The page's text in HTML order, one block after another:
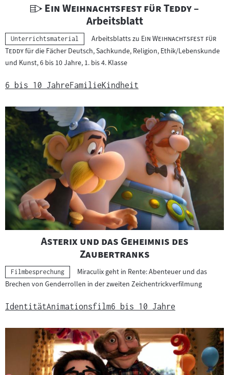
U
t
e
r
h
t
s
m
a
t
e
r
i
a
l
"
Ein Weihnachtsfest für Teddy"–
Arbeitsblatt
Kategorie:
Unterrichtsmaterial Arbeitsblatts zu "Ein Weihnachtsfest für
Teddy"für die Fächer Deutsch, Sachkunde, Religion, Ethik/Lebenskunde
und Kunst, 6 bis 10 Jahre, 1. bis 4. Klasse
6 bis 10 JahreFamilieKindheit
"
Asterix und das Geheimnis des
Zaubertranks"
Kategorie:
Filmbesprechung
Miraculix geht in Rente: Abenteuer und das
Brechen von Genderrollen in der zweiten Zeichentrickverfilmung
IdentitätAnimationsfilm6 bis 10 Jahre